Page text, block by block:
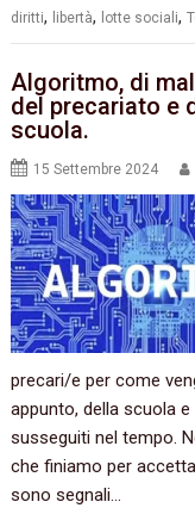
diritti, libertà, lotte sociali,
Algoritmo, di
del precariato e
scuola.
15 Settembre 2024
precari/e per come
appunto, della scuola
susseguiti nel tempo.
che finiamo per
sono segnali…